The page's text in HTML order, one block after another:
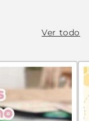
Ver todo